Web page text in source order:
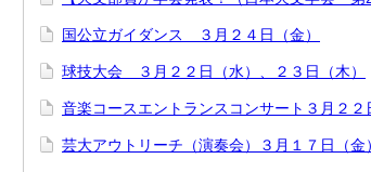
国公立ガイダンス ３月２４日（金）
球技大会 ３月２２日（水）、２３日（木）
音楽コースエントランスコンサート３月２２
芸大アウトリーチ（演奏会）３月１７日（金）